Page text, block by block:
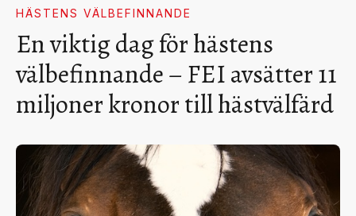
HÄSTENS VÄLBEFINNANDE
En viktig dag för hästens
välbefinnande – FEI avsätter 11
miljoner kronor till hästvälfärd